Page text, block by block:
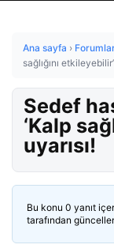
Ana sayfa ›
sağlığını
Sedef
‘Kalp
uyarısı!
Bu konu 0 yanıt
tarafından